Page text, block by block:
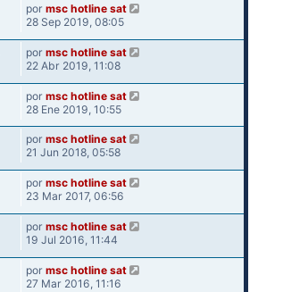
por msc hotline sat
28 Sep 2019, 08:05
por msc hotline sat
22 Abr 2019, 11:08
por msc hotline sat
28 Ene 2019, 10:55
por msc hotline sat
21 Jun 2018, 05:58
por msc hotline sat
23 Mar 2017, 06:56
por msc hotline sat
19 Jul 2016, 11:44
por msc hotline sat
27 Mar 2016, 11:16